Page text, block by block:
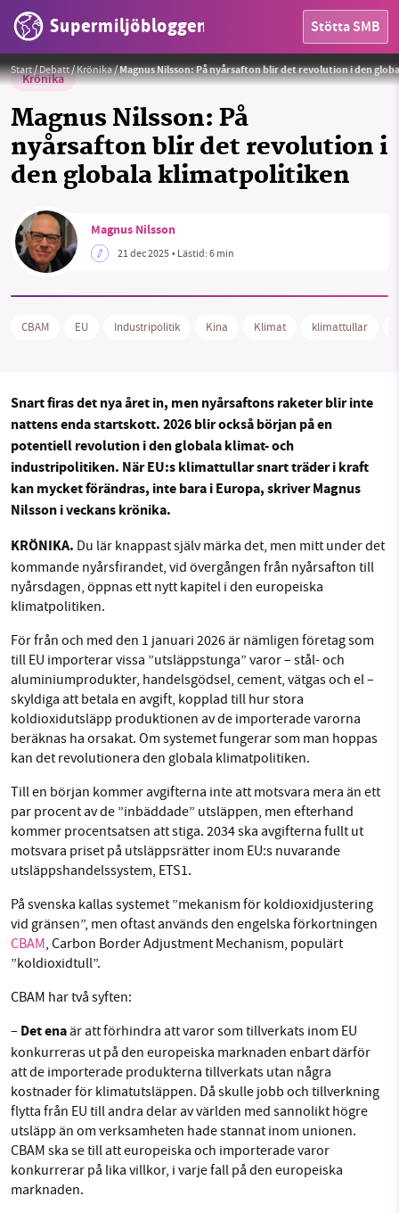
Supermiljöbloggen Stötta SMB
HEM
Sök Sparade inlägg Tipsa oss
Facebook Instagram BlueSky
Start/Debatt/Krönika/Magnus Nilsson: På nyårsafton blir det revolution i den
Krönika
Magnus Nilsson: På
nyårsafton blir det revolution i
den globala klimatpolitiken
Portcalls Asia (Unsplash) / Privat
Magnus Nilsson
21 dec 2025• Lästid:6 min
CBAM EU Industripolitik Kina Klimat klimattullar
Snart firas det nya året in, men nyårsaftons raketer blir inte
nattens enda startskott. 2026 blir också början på en
potentiell revolution i den globala klimat- och
industripolitiken. När EU:s klimattullar snart träder i kraft
kan mycket förändras, inte bara i Europa, skriver Magnus
Nilsson i veckans krönika.
KRÖNIKA. Du lär knappast själv märka det, men mitt under det
kommande nyårsfirandet, vid övergången från nyårsafton till
nyårsdagen, öppnas ett nytt kapitel i den europeiska
klimatpolitiken.
För från och med den 1 januari 2026 är nämligen företag som
till EU importerar vissa ”utsläppstunga” varor – stål- och
aluminiumprodukter, handelsgödsel, cement, vätgas och el –
skyldiga att betala en avgift, kopplad till hur stora
koldioxidutsläpp produktionen av de importerade varorna
beräknas ha orsakat. Om systemet fungerar som man hoppas
kan det revolutionera den globala klimatpolitiken.
Till en början kommer avgifterna inte att motsvara mera än ett
par procent av de ”inbäddade” utsläppen, men efterhand
kommer procentsatsen att stiga. 2034 ska avgifterna fullt ut
motsvara priset på utsläppsrätter inom EU:s nuvarande
utsläppshandelssystem, ETS1.
På svenska kallas systemet ”mekanism för koldioxidjustering
vid gränsen”, men oftast används den engelska förkortningen
CBAM, Carbon Border Adjustment Mechanism, populärt
”koldioxidtull”.
CBAM har två syften:
– Det enaär att förhindra att varor som tillverkats inom EU
konkurreras ut på den europeiska marknaden enbart därför
att de importerade produkterna tillverkats utan några
kostnader för klimatutsläppen. Då skulle jobb och tillverkning
flytta från EU till andra delar av världen med sannolikt högre
utsläpp än om verksamheten hade stannat inom unionen.
CBAM ska se till att europeiska och importerade varor
konkurrerar på lika villkor, i varje fall på den europeiska
marknaden.
SMB kämpar för en hållbar framtid. Sedan
starten 2010 har vår ideella redaktion drivit
miljödebatten framåt genom
nyhetsbevakning och granskningar. Nu vill vi
utveckla vårt arbete – och vi hoppas att du
vill hjälpa oss.
1231368703
Läs vad vi vill göra